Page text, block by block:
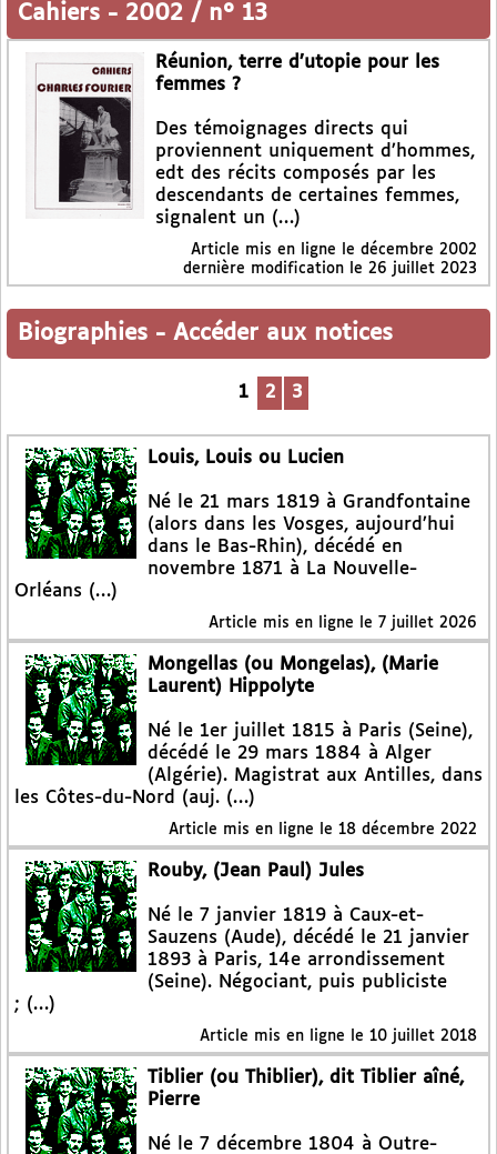
Cahiers - 2002 / n° 13
Réunion, terre d’utopie pour les
femmes ?
Des témoignages directs qui
proviennent uniquement d’hommes,
edt des récits composés par les
descendants de certaines femmes,
signalent un (…)
Article mis en ligne le décembre 2002
dernière modification le 26 juillet 2023
Biographies - Accéder aux notices
1 2 3
Louis, Louis ou Lucien
Né le 21 mars 1819 à Grandfontaine
(alors dans les Vosges, aujourd’hui
dans le Bas-Rhin), décédé en
novembre 1871 à La Nouvelle-
Orléans (…)
Article mis en ligne le 7 juillet 2026
Mongellas (ou Mongelas), (Marie
Laurent) Hippolyte
Né le 1er juillet 1815 à Paris (Seine),
décédé le 29 mars 1884 à Alger
(Algérie). Magistrat aux Antilles, dans
les Côtes-du-Nord (auj. (…)
Article mis en ligne le 18 décembre 2022
Rouby, (Jean Paul) Jules
Né le 7 janvier 1819 à Caux-et-
Sauzens (Aude), décédé le 21 janvier
1893 à Paris, 14e arrondissement
(Seine). Négociant, puis publiciste
; (…)
Article mis en ligne le 10 juillet 2018
Tiblier (ou Thiblier), dit Tiblier aîné,
Pierre
Né le 7 décembre 1804 à Outre-